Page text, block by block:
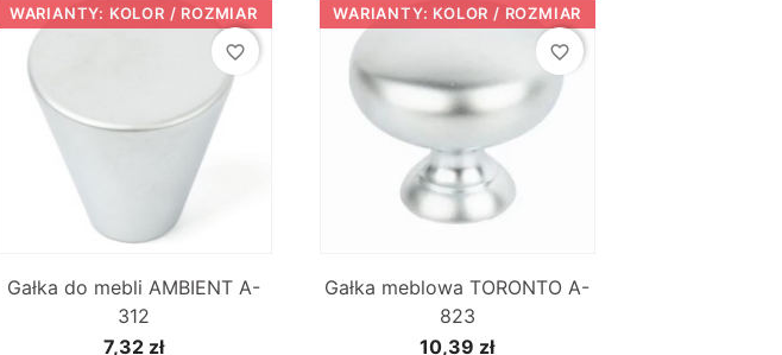
Gałka do mebli AMBIENT A-
312
7,32 zł
WARIANTY: KOLOR / ROZMIAR
favorite_border
Gałka meblowa TORONTO A-
823
10,39 zł
WARIANTY: KOLOR / ROZMIAR
favorite_border